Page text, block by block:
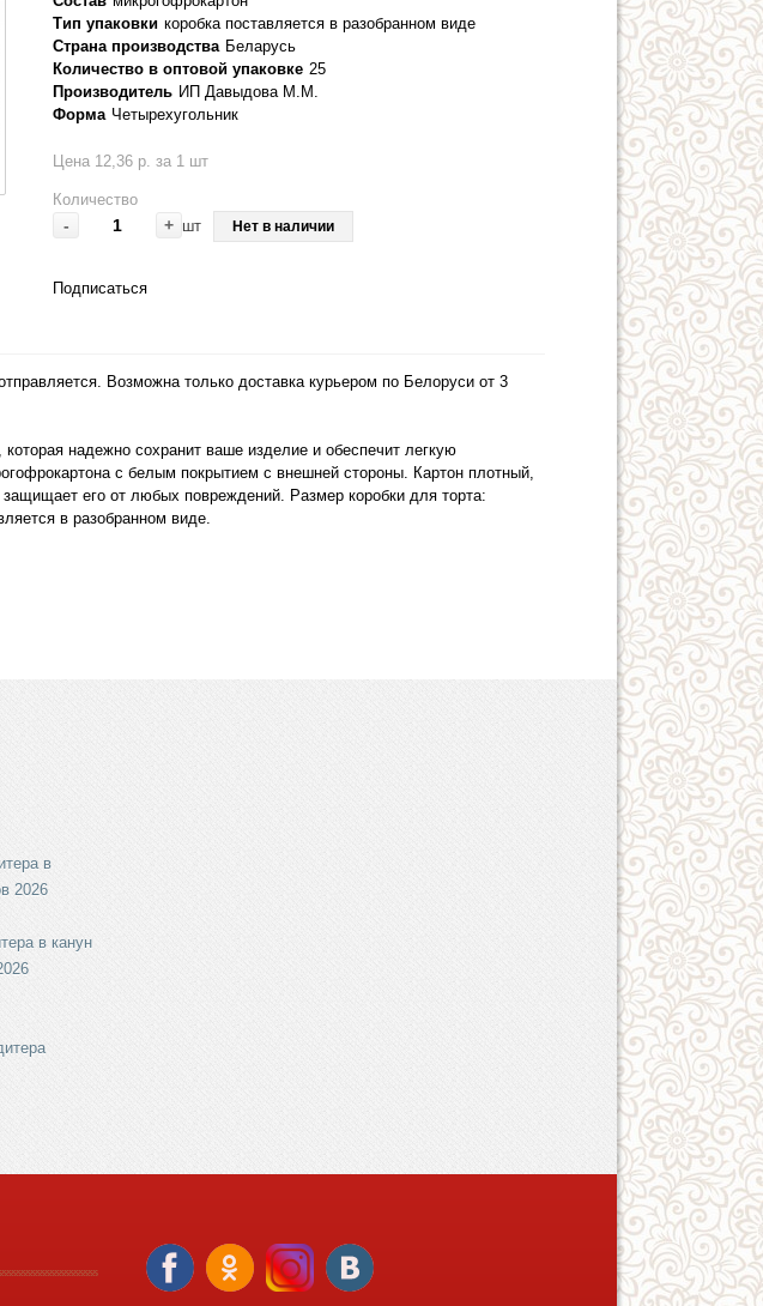
Тип упаковки коробка поставляется в разобранном виде
Страна производства Беларусь
Количество в оптовой упаковке 25
Производитель ИП Давыдова М.М.
Форма Четырехугольник
Цена 12,36 р. за 1 шт
Количество
- + шт Нет в наличии
Подписаться
Возможна только доставка курьером по Белоруси от 3
которая надежно сохранит ваше изделие и обеспечит легкую
с белым покрытием с внешней стороны. Картон плотный,
защищает его от любых повреждений. Размер коробки для торта:
в разобранном виде.
в
2026
в канун